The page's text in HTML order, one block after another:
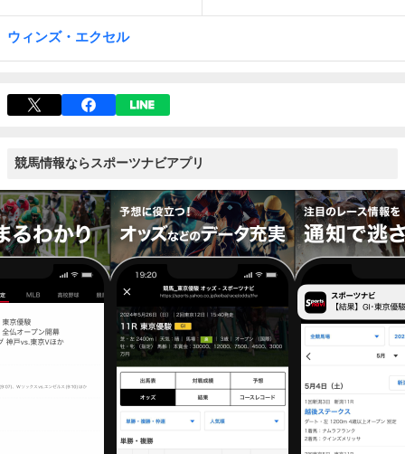
ウィンズ・エクセル
競馬情報ならスポーツナビアプリ